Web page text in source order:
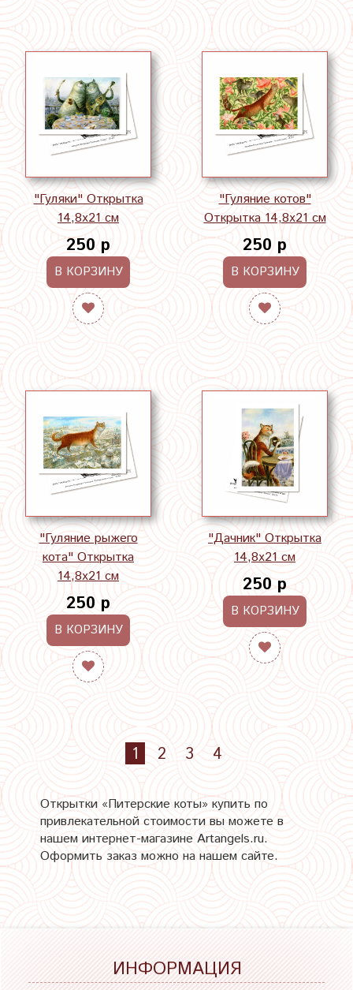
"Гуляки" Открытка
14,8х21 см
250 р
В КОРЗИНУ
"Гуляние котов"
Открытка 14,8х21 см
250 р
В КОРЗИНУ
"Гуляние рыжего
кота" Открытка
14,8х21 см
250 р
В КОРЗИНУ
"Дачник" Открытка
14,8х21 см
250 р
В КОРЗИНУ
1 2 3 4
Открытки «Питерские коты» купить по
привлекательной стоимости вы можете в
нашем интернет-магазине Artangels.ru.
Оформить заказ можно на нашем сайте.
ИНФОРМАЦИЯ